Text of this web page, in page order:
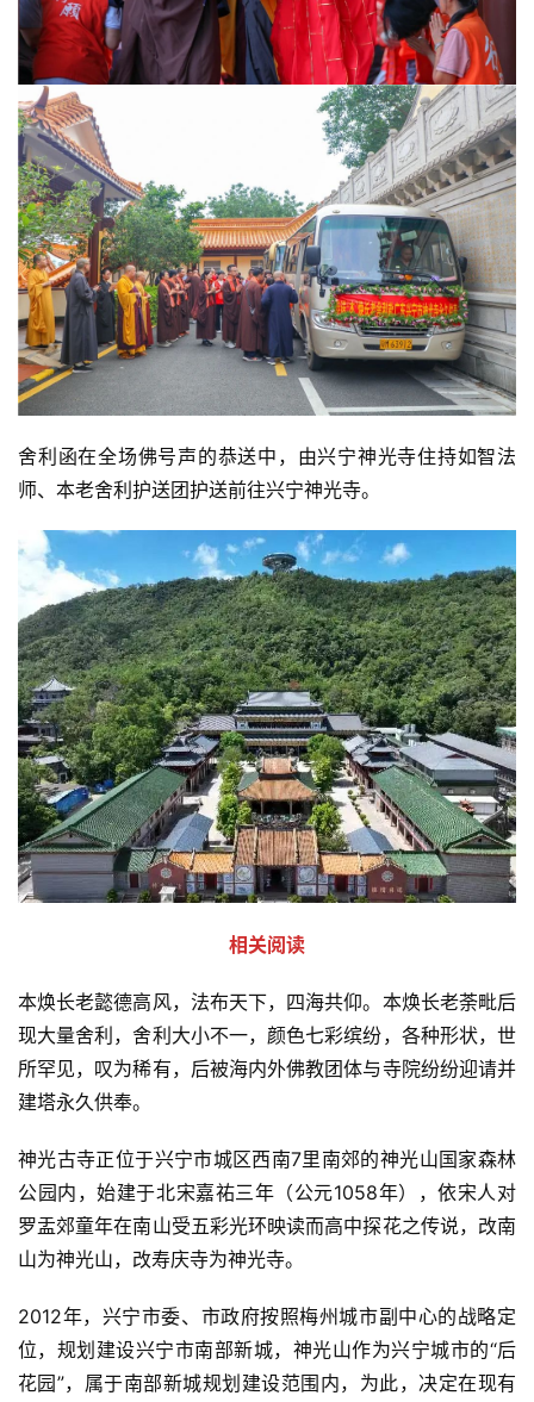
益
慈
善
佛
教
人
物
寺
院
巡
礼
视
频
纪
佛
教
艺
术
政
策
法
规
声
明
登录 注册
舍利函在全场佛号声的恭送中，由兴宁神光寺住持如智法
师、本老舍利护送团护送前往兴宁神光寺。
相关阅读
本焕长老懿德高风，法布天下，四海共仰。本焕长老荼毗后
现大量舍利，舍利大小不一，颜色七彩缤纷，各种形状，世
所罕见，叹为稀有，后被海内外佛教团体与寺院纷纷迎请并
建塔永久供奉。
神光古寺正位于兴宁市城区西南7里南郊的神光山国家森林
公园内，始建于北宋嘉祐三年（公元1058年），依宋人对
罗盂郊童年在南山受五彩光环映读而高中探花之传说，改南
山为神光山，改寿庆寺为神光寺。
2012年，兴宁市委、市政府按照梅州城市副中心的战略定
位，规划建设兴宁市南部新城，神光山作为兴宁城市的“后
花园”，属于南部新城规划建设范围内，为此，决定在现有